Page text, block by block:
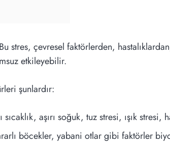
stres, çevresel faktörlerden,
etkileyebilir.
şunlardır:
sıcaklık, aşırı soğuk, tuz stresi, ışık
böcekler, yabani otlar gibi faktörler